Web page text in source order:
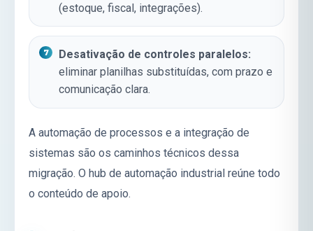
(estoque, fiscal, integrações).
Desativação de controles paralelos:
eliminar planilhas substituídas, com prazo e
comunicação clara.
A automação de processos e a integração de
sistemas são os caminhos técnicos dessa
migração. O hub de automação industrial reúne todo
o conteúdo de apoio.